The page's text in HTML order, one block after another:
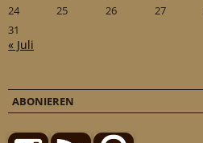
24
25 26 27
31
« Juli
ABONIEREN